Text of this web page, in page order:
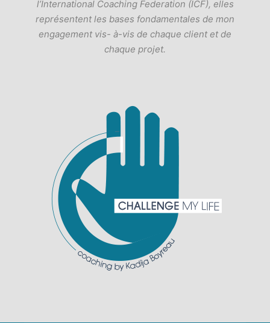
l’International Coaching Federation (ICF), elles
représentent les bases fondamentales de mon
engagement vis- à-vis de chaque client et de
chaque projet.